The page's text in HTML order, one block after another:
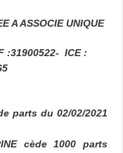
A ASSOCIE UNIQUE
:31900522- ICE :
parts du 02/02/2021
cède 1000 parts